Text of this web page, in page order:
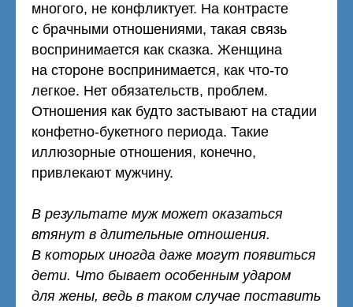
многого, не конфликтует. На контрасте
с брачными отношениями, такая связь
воспринимается как сказка. Женщина
на стороне воспринимается, как что-то
легкое. Нет обязательств, проблем.
Отношения как будто застывают на стадии
конфетно-букетного периода. Такие
иллюзорные отношения, конечно,
привлекают мужчину.
В результате муж может оказаться
втянут в длительные отношения.
В которых иногда даже могут появиться
дети. Что бывает особенным ударом
для жены, ведь в таком случае поставить